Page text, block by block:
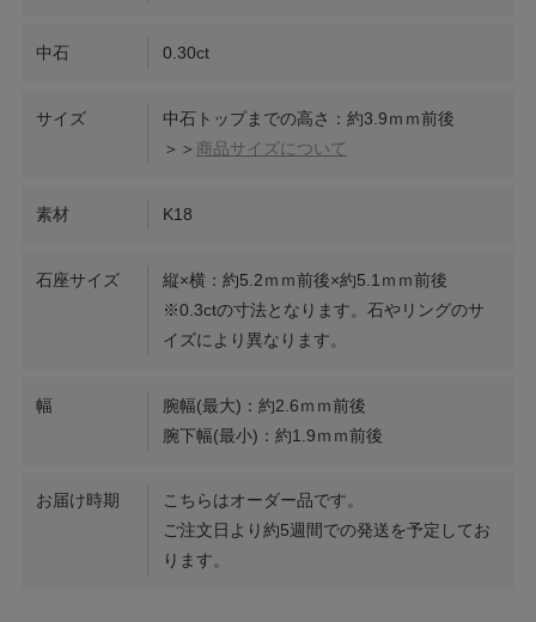
中石 0.30ct
サイズ
中石トップまでの高さ：約3.9ｍｍ前後
＞＞ 商品サイズについて
素材 K18
石座サイズ
縦×横：約5.2ｍｍ前後×約5.1ｍｍ前後
※0.3ctの寸法となります。石やリングのサ
イズにより異なります。
幅
腕幅(最大)：約2.6ｍｍ前後
腕下幅(最小)：約1.9ｍｍ前後
お届け時期
こちらはオーダー品です。
ご注文日より約5週間での発送を予定してお
ります。